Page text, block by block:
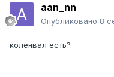
aan_nn
Опубликовано 8
коленвал есть?